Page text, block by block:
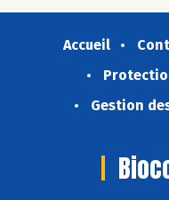
Accueil
Gestion